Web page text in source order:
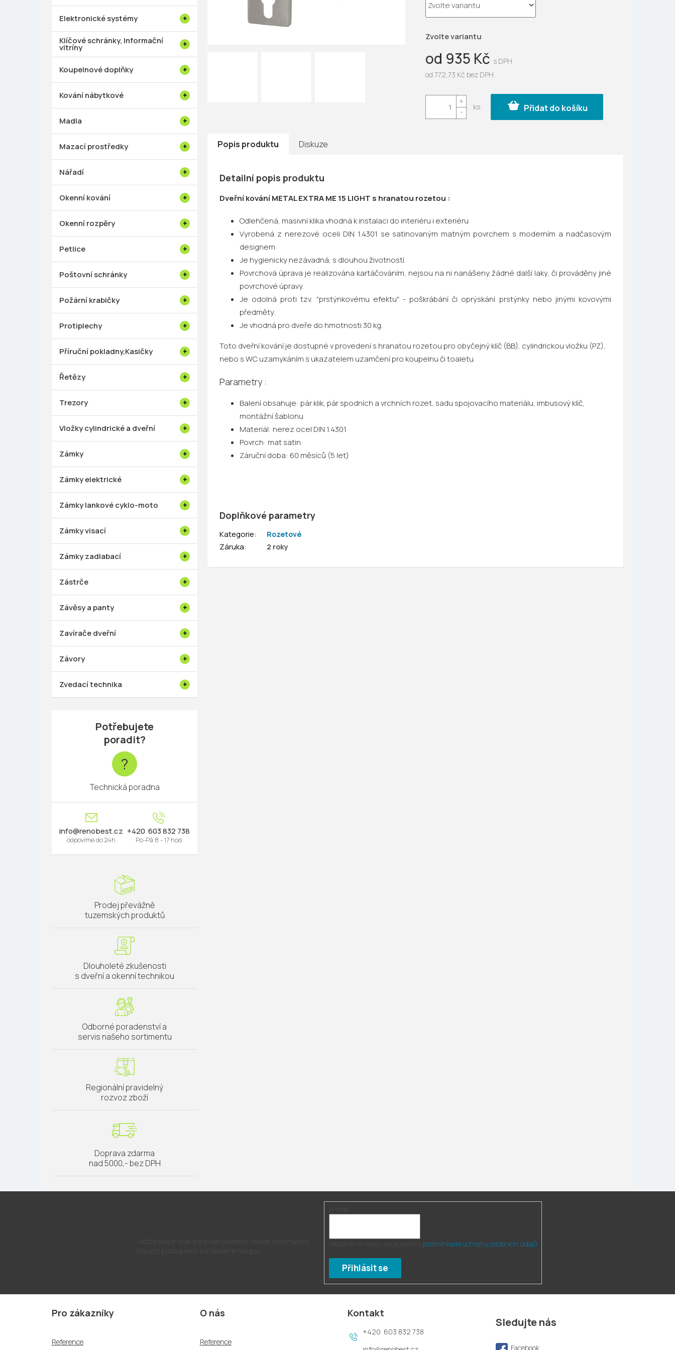
n
l
Elektronické systémy
Klíčové schránky, Informační
vitríny
Koupelnové doplňky
Kování nábytkové
Madla
Mazací prostředky
Nářadí
Okenní kování
Okenní rozpěry
Petlice
Poštovní schránky
Požární krabičky
Protiplechy
Příruční pokladny,Kasičky
Řetězy
Trezory
Vložky cylindrické a dveřní
Zámky
Zámky elektrické
Zámky lankové cyklo-moto
Zámky visací
Zámky zadlabací
Zástrče
Závěsy a panty
Zavírače dveřní
Závory
Zvedací technika
Potřebujete
poradit?
?
Technická poradna
info@renobest.cz 603 832 738
Prodej převážně
tuzemských produktů
Dlouholeté zkušenosti
s dveřní a okenní technikou
Odborné poradenství a
servis našeho sortimentu
Regionální pravidelný
rozvoz zboží
Doprava zdarma
nad 5000,- bez DPH
5
hvězdiček.
od 935 Kč
od 772,73 Kč bez DPH
cena:
Zvolte variantu
Přidat do košíku
Popis produktu Diskuze
Detailní popis produktu
Dveřní kování METAL EXTRA ME 15 LIGHT s hranatou rozetou :
Odlehčená, masivní klika vhodná k instalaci do interiéru i exteriéru
Vyrobená z nerezové oceli DIN 1.4301 se satinovaným matným povrchem s moderním a nadčasovým
designem
Je hygienicky nezávadná, s dlouhou životností.
Povrchová úprava je realizována kartáčováním, nejsou na ni nanášeny žádné další laky, či prováděny jiné
povrchové úpravy.
Je odolná proti tzv. "prstýnkovému efektu" - poškrábání či oprýskání prstýnky nebo jinými kovovými
předměty.
Je vhodná pro dveře do hmotnosti 30 kg.
Toto dveřní kování je dostupné v provedení s hranatou rozetou pro obyčejný klíč (BB), cylindrickou vložku (PZ),
nebo s WC uzamykáním s ukazatelem uzamčení pro koupelnu či toaletu.
Parametry :
Balení obsahuje: pár klik, pár spodních a vrchních rozet, sadu spojovacího materiálu, imbusový klíč,
montážní šablonu
Materiál: nerez ocel DIN 1.4301
Povrch: mat satin
Záruční doba: 60 měsíců (5 let)
Doplňkové parametry
Kategorie: Rozetové
Záruka: 2 roky
podmínkami ochrany osobních údajů
Přihlásit se
Z
Pro zákazníky
Reference
O nás
Reference
Kontakt
603 832 738
Sledujte nás
Facebook